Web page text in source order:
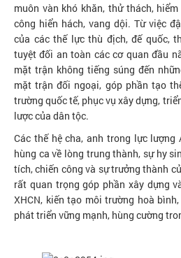
muôn vàn khó khăn, thử thách,
công hiển hách, vang dội. Từ việc
của các thế lực thù địch, đế quốc,
tuyệt đối an toàn các cơ quan đầu
mặt trận không tiếng súng đến
mặt trận đối ngoại, góp phần tạo
trường quốc tế, phục vụ xây dựng,
lược của dân tộc.
Các thế hệ cha, anh trong lực lượng
hùng ca về lòng trung thành, sự hy
tích, chiến công và sự trưởng thành
rất quan trọng góp phần xây dựng
XHCN, kiến tạo môi trường hoà
phát triển vững mạnh, hùng cường